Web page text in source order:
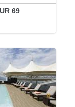
69
inclus
avis